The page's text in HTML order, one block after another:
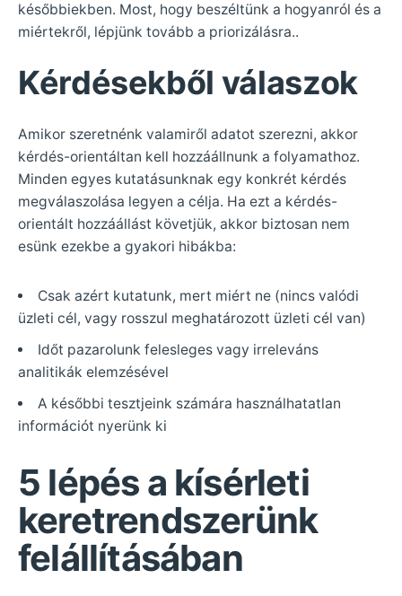
későbbiekben. Most, hogy beszéltünk a hogyanról és a
miértekről, lépjünk tovább a priorizálásra..
Kérdésekből válaszok
Amikor szeretnénk valamiről adatot szerezni, akkor
kérdés-orientáltan kell hozzáállnunk a folyamathoz.
Minden egyes kutatásunknak egy konkrét kérdés
megválaszolása legyen a célja. Ha ezt a kérdés-
orientált hozzáállást követjük, akkor biztosan nem
esünk ezekbe a gyakori hibákba:
Csak azért kutatunk, mert miért ne (nincs valódi
üzleti cél, vagy rosszul meghatározott üzleti cél van)
Időt pazarolunk felesleges vagy irreleváns
analitikák elemzésével
A későbbi tesztjeink számára használhatatlan
információt nyerünk ki
5 lépés a kísérleti
keretrendszerünk
felállításában